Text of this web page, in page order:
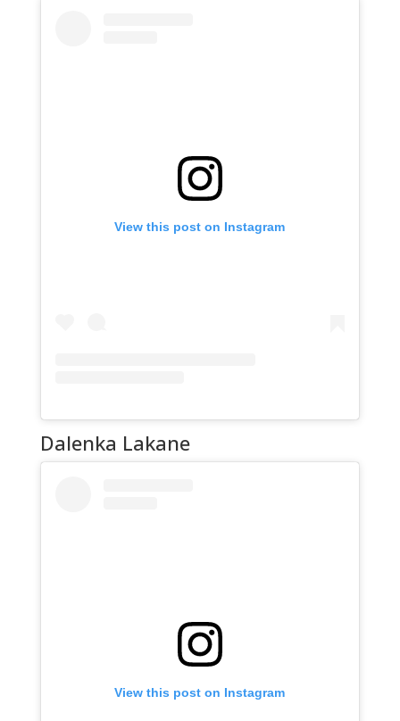
View this post on Instagram
Dalenka Lakane
View this post on Instagram